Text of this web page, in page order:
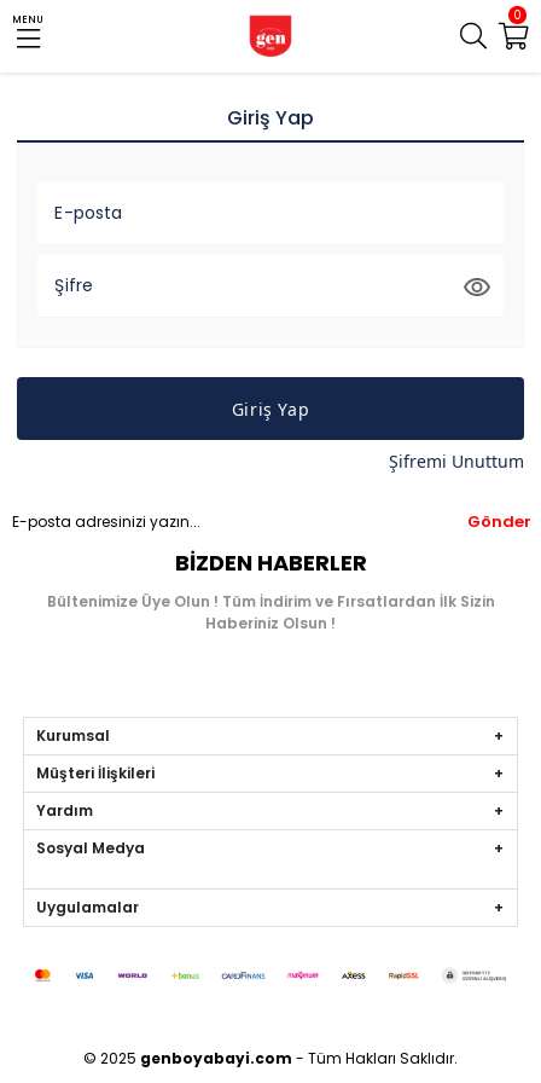
0
MENU
Giriş Yap
E-posta
Şifre
Giriş Yap
Şifremi Unuttum
Gönder
BIZDEN HABERLER
Bültenimize Üye Olun ! Tüm İndirim ve Fırsatlardan İlk Sizin
Haberiniz Olsun !
Kurumsal
Müşteri İlişkileri
Yardım
Sosyal Medya
Uygulamalar
© 2025 genboyabayi.com - Tüm Hakları Saklıdır.